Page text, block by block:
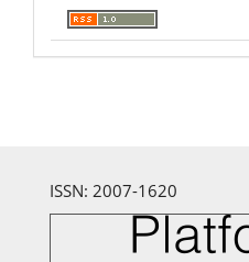
ISSN: 2007-1620